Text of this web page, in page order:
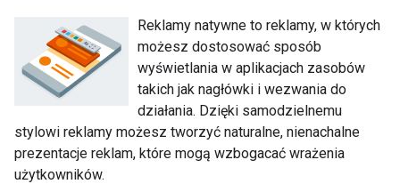
Reklamy natywne to reklamy, w których
możesz dostosować sposób
wyświetlania w aplikacjach zasobów
takich jak nagłówki i wezwania do
działania. Dzięki samodzielnemu
stylowi reklamy możesz tworzyć naturalne, nienachalne
prezentacje reklam, które mogą wzbogacać wrażenia
użytkowników.